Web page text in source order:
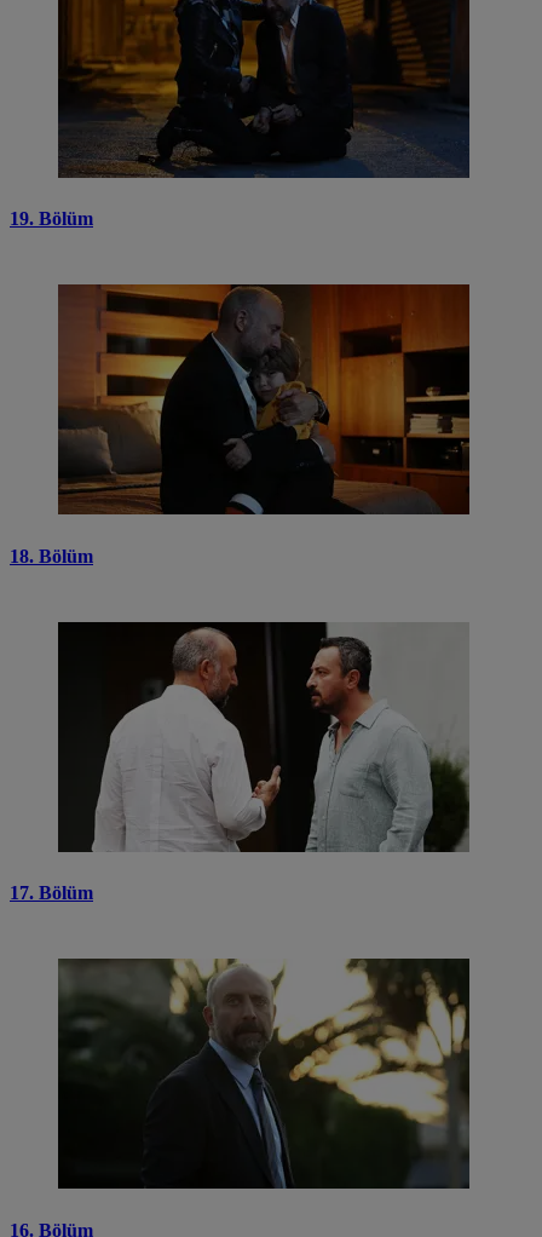
19. Bölüm
18. Bölüm
17. Bölüm
16. Bölüm